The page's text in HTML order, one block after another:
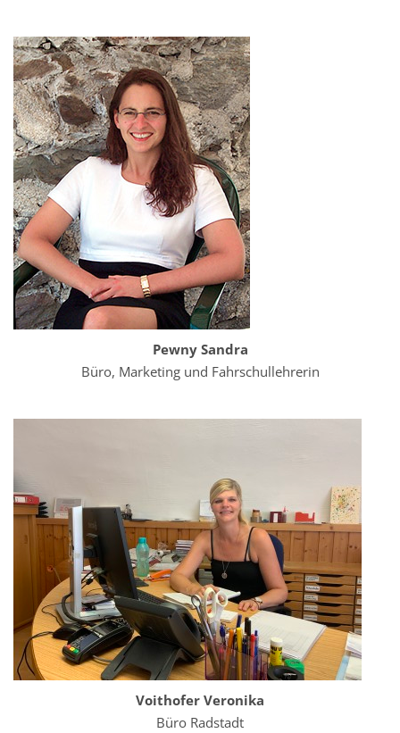
Pewny Sandra
Büro, Marketing und Fahrschullehrerin
Voithofer Veronika
Büro Radstadt